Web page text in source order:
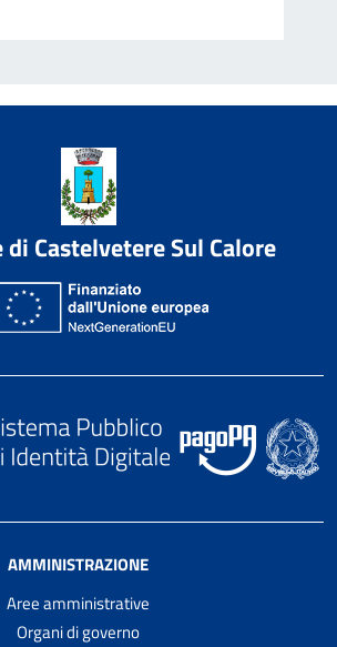
di Castelvetere Sul Calore
AMMINISTRAZIONE
Aree amministrative
Organi di governo